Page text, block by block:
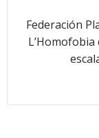
Federación